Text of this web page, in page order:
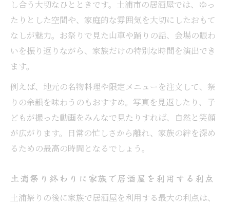
し合う大切なひとときです。土浦市の居酒屋では、ゆっ
たりとした空間や、家庭的な雰囲気を大切にしたおもて
なしが魅力。お祭りで見た山車や踊りの話、会場の賑わ
いを振り返りながら、家族だけの特別な時間を演出でき
ます。
例えば、地元の名物料理や限定メニューを注文して、祭
りの余韻を味わうのもおすすめ。写真を見返したり、子
どもが撮った動画をみんなで見たりすれば、自然と笑顔
が広がります。日常の忙しさから離れ、家族の絆を深め
るための最高の時間となるでしょう。
土浦祭り終わりに家族で居酒屋を利用する利点
土浦祭りの後に家族で居酒屋を利用する最大の利点は、